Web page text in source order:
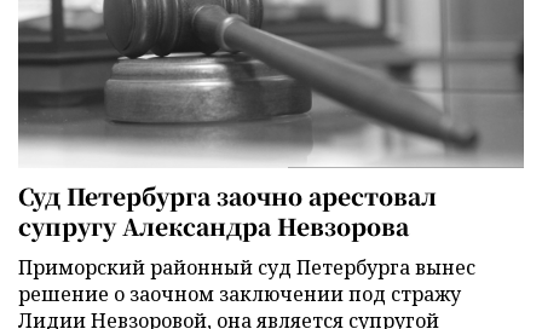
Суд Петербурга заочно арестовал
супругу Александра Невзорова
Приморский районный суд Петербурга вынес
решение о заочном заключении под стражу
Лидии Невзоровой, она является супругой